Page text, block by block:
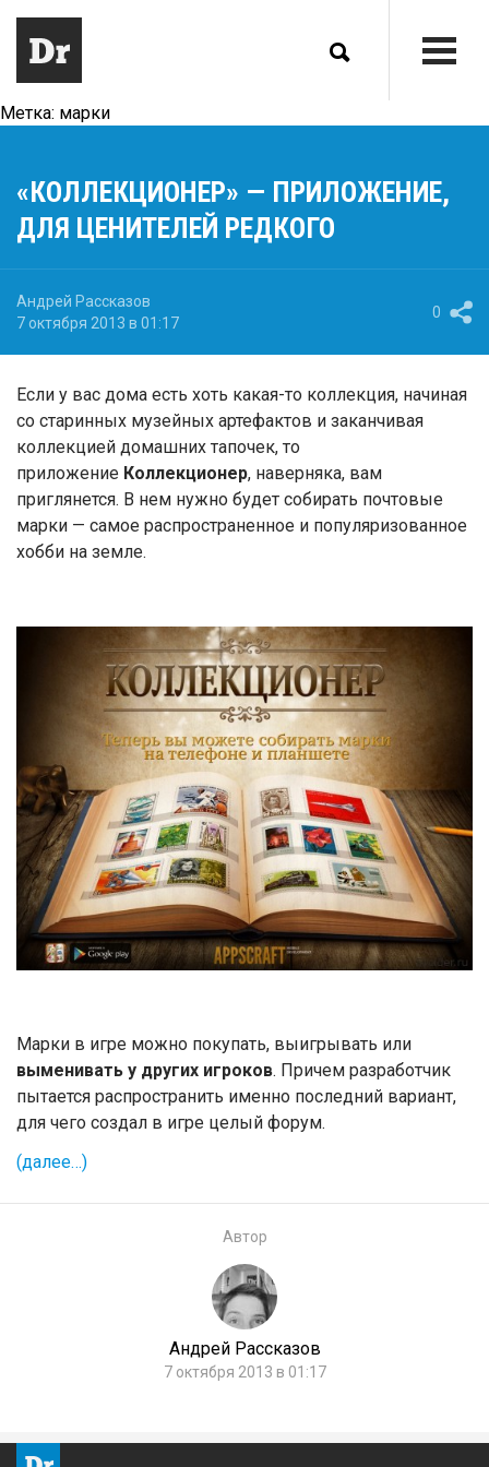
Метка: марки
«КОЛЛЕКЦИОНЕР» — ПРИЛОЖЕНИЕ,
ДЛЯ ЦЕНИТЕЛЕЙ РЕДКОГО
Андрей Рассказов
7 октября 2013 в 01:17
0
Если у вас дома есть хоть какая-то коллекция, начиная
со старинных музейных артефактов и заканчивая
коллекцией домашних тапочек, то
приложение Коллекционер, наверняка, вам
приглянется. В нем нужно будет собирать почтовые
марки — самое распространенное и популяризованное
хобби на земле.
Марки в игре можно покупать, выигрывать или
выменивать у других игроков. Причем разработчик
пытается распространить именно последний вариант,
для чего создал в игре целый форум.
(далее…)
Автор
Андрей Рассказов
7 октября 2013 в 01:17